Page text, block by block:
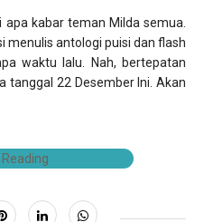
apa kabar teman Milda semua.
menulis antologi puisi dan flash
waktu lalu. Nah, bertepatan
tanggal 22 Desember Ini. Akan